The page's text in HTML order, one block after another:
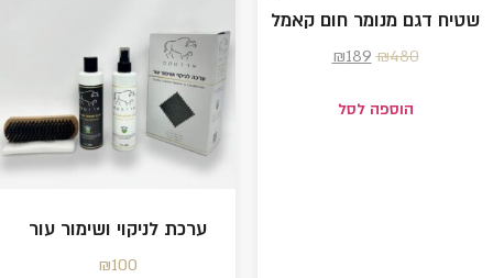
שטיח דגם מנומר חום קאמל
₪480
₪189
הוספה לסל
ערכת לניקוי ושימור עור
₪100